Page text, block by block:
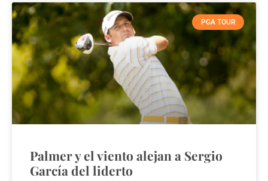
PGA TOUR
Palmer y el viento alejan a Sergio
García del liderto